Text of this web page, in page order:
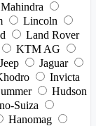
Mahindra
Lincoln
Land Rover
KTM AG
Jeep
Jaguar
Invicta
Hudson
Suiza
Hanomag